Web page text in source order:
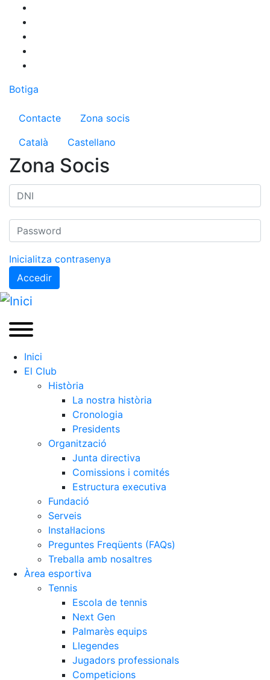
contingut
Botiga
Menú del compte d'usuari
Contacte
Zona socis
Català
Castellano
Zona Socis
Inicialitza contrasenya
Accedir
Inici
El Club
Història
La nostra història
Cronologia
Presidents
Organització
Junta directiva
Comissions i comités
Estructura executiva
Fundació
Serveis
Instal·lacions
Preguntes Freqüents (FAQs)
Treballa amb nosaltres
Àrea esportiva
Tennis
Escola de tennis
Next Gen
Palmarès equips
Llegendes
Jugadors professionals
Competicions